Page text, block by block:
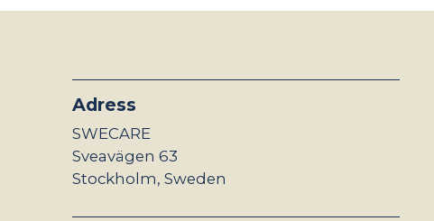
Adress
SWECARE
Sveavägen 63
Stockholm, Sweden